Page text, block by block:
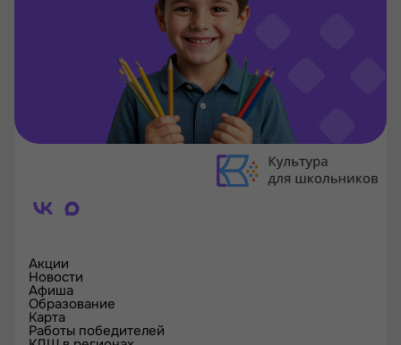
Акции
Новости
Афиша
Образование
Карта
Работы победителей